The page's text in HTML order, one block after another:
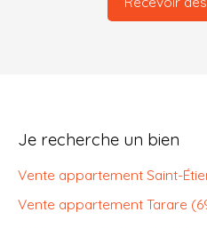
Je recherche un bien
Vente appartement Saint-
Vente appartement Tarare